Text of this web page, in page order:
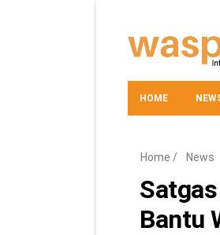
HOME
Home / News
Bantu